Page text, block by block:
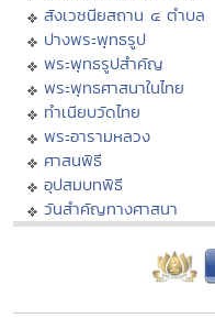
สังเวชนียสถาน ๔ ตำบล
ปางพระพุทธรูป
พระพุทธรูปสำคัญ
พระพุทธศาสนาในไทย
ทำเนียบวัดไทย
พระอารามหลวง
ศาสนพิธี
อุปสมบทพิธี
วันสำคัญทางศาสนา